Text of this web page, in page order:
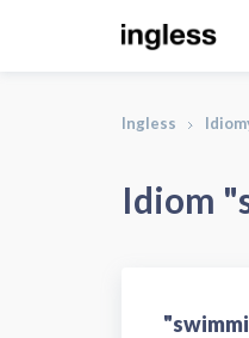
Ingless
Idiom